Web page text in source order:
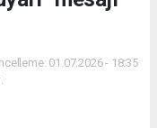
01.07.2026 - 18:35